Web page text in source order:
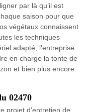
par là qu’il est
saison pour que
végétaux connaissent
les techniques
adapté, l’entreprise
en charge la tonte de
et bien plus encore.
02470
projet d’entretien de